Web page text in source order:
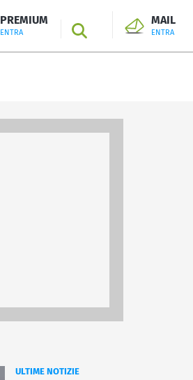
PREMIUM
ENTRA SEARCH
MAIL
ENTRA
ULTIME NOTIZIE